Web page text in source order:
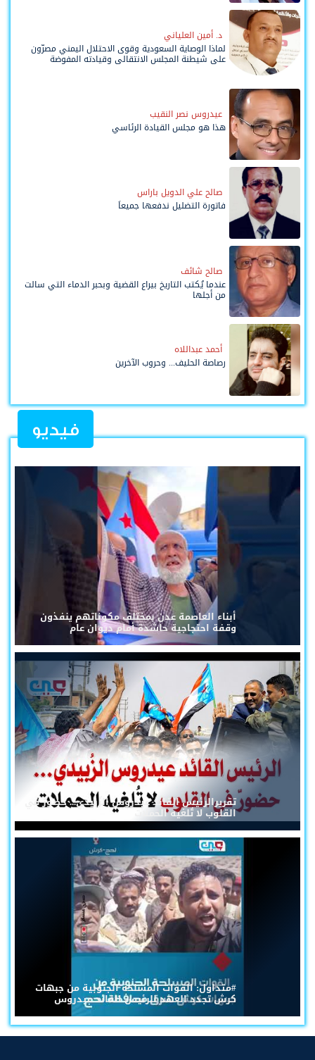
د. أمين العلياني
لماذا الوصاية السعودية وقوى الاحتلال اليمني مصرّون
على شيطنة المجلس الانتقالي وقيادته المفوضة
عيدروس نصر النقيب
هذا هو مجلس القيادة الرئاسي
صالح علي الدويل باراس
فاتورة التضليل ندفعها جميعاً
صالح شائف
عندما يُكتب التاريخ بيراع القضية وبحبر الدماء التي سالت
من أجلها
أحمد عبداللاه
رصاصة الحليف... وحروب الآخرين
فيديو
أبناء العاصمة عدن بمختلف مكوناتهم ينفذون
وقفة احتجاجية حاشدة أمام ديوان عام
تقريرالرئيس القائد عيدروس الزُبيدي... حضورٌ في
القلوب لا تُلغيه الحملات
#متداول: القوات المسلحة الجنوبية من جبهات
كرش تجدد العهد للرئيس القائد عيدروس